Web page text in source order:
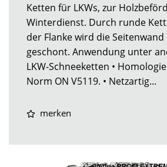
Ketten für LKWs, zur
Winterdienst. Durch runde
der Flanke wird die Seitenwand
geschont. Anwendung unter
LKW-Schneeketten •
Norm ON V5119. • Netzartig...
merken